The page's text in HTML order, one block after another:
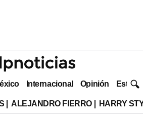
Internacional Opinión Estilo
ALEJANDRO FIERRO HARRY